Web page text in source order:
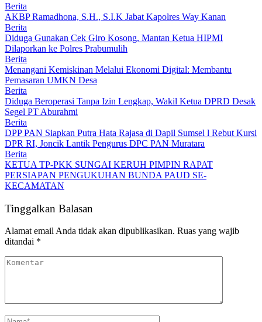
Berita
AKBP Ramadhona, S.H., S.I.K Jabat Kapolres Way Kanan
Berita
Diduga Gunakan Cek Giro Kosong, Mantan Ketua HIPMI
Dilaporkan ke Polres Prabumulih
Berita
Menangani Kemiskinan Melalui Ekonomi Digital: Membantu
Pemasaran UMKN Desa
Berita
Diduga Beroperasi Tanpa Izin Lengkap, Wakil Ketua DPRD Desak
Segel PT Aburahmi
Berita
DPP PAN Siapkan Putra Hata Rajasa di Dapil Sumsel l Rebut Kursi
DPR RI, Joncik Lantik Pengurus DPC PAN Muratara
Berita
KETUA TP-PKK SUNGAI KERUH PIMPIN RAPAT
PERSIAPAN PENGUKUHAN BUNDA PAUD SE-
KECAMATAN
Tinggalkan Balasan
Alamat email Anda tidak akan dipublikasikan. Ruas yang wajib
ditandai *